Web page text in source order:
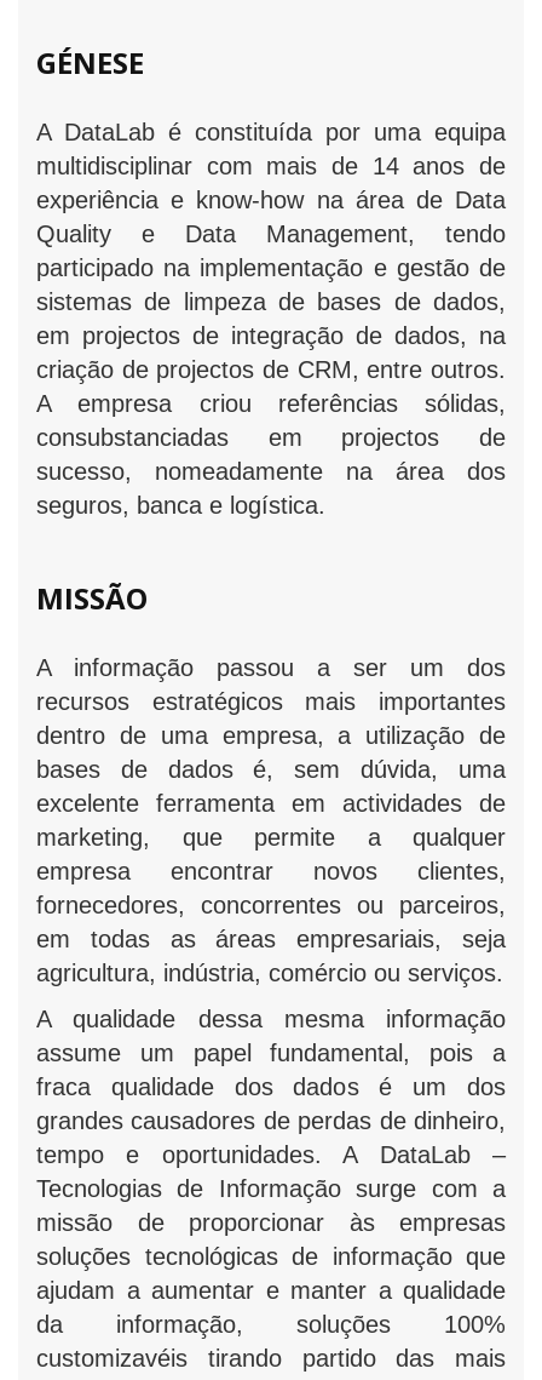
GÉNESE
A DataLab é constituída por uma equipa
multidisciplinar com mais de 14 anos de
experiência e know-how na área de Data
Quality e Data Management, tendo
participado na implementação e gestão de
sistemas de limpeza de bases de dados,
em projectos de integração de dados, na
criação de projectos de CRM, entre outros.
A empresa criou referências sólidas,
consubstanciadas em projectos de
sucesso, nomeadamente na área dos
seguros, banca e logística.
MISSÃO
A informação passou a ser um dos
recursos estratégicos mais importantes
dentro de uma empresa, a utilização de
bases de dados é, sem dúvida, uma
excelente ferramenta em actividades de
marketing, que permite a qualquer
empresa encontrar novos clientes,
fornecedores, concorrentes ou parceiros,
em todas as áreas empresariais, seja
agricultura, indústria, comércio ou serviços.
A qualidade dessa mesma informação
assume um papel fundamental, pois a
fraca qualidade dos dados é um dos
grandes causadores de perdas de dinheiro,
tempo e oportunidades. A DataLab –
Tecnologias de Informação surge com a
missão de proporcionar às empresas
soluções tecnológicas de informação que
ajudam a aumentar e manter a qualidade
da informação, soluções 100%
customizavéis tirando partido das mais